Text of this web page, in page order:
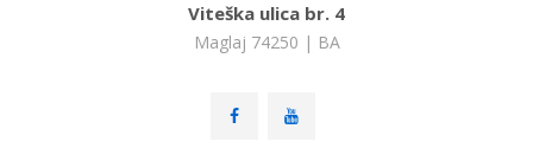
Viteška ulica br. 4
Maglaj 74250 | BA